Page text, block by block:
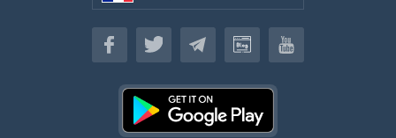
Français